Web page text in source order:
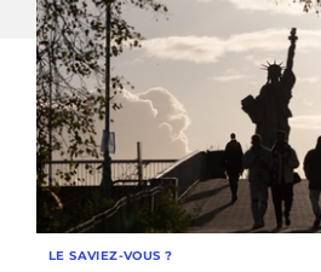
LE SAVIEZ-VOUS ?